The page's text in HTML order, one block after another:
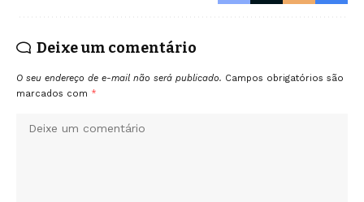
Deixe um comentário
O seu endereço de e-mail não será publicado. Campos obrigatórios são
marcados com *